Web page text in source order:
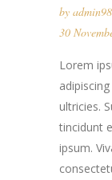
by
30
Lorem
ultricies.
tincidunt
ipsum.